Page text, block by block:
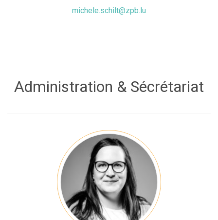
michele.schilt@zpb.lu
Administration & Sécrétariat